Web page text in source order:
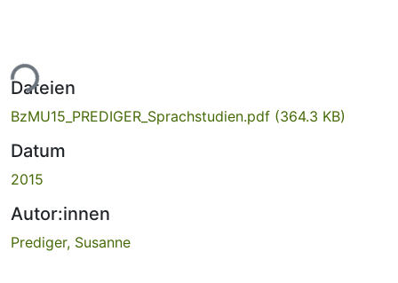
Dateien
BzMU15_PREDIGER_Sprachstudien.pdf (364.3 KB)
Datum
2015
Autor:innen
Prediger, Susanne